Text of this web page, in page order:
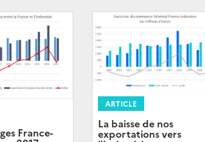
France-
ARTICLE
La baisse de nos
exportations vers